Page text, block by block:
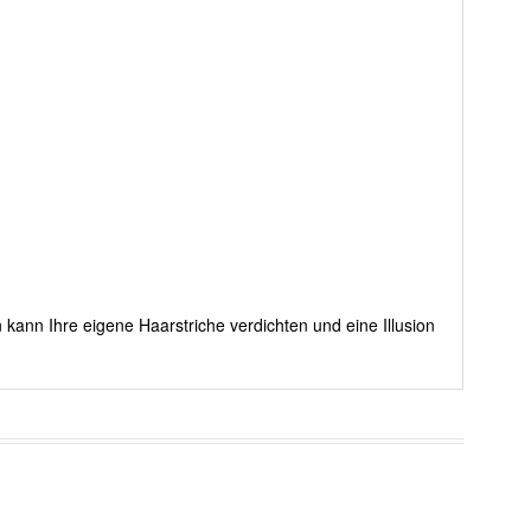
Ihre eigene Haarstriche verdichten und eine Illusion